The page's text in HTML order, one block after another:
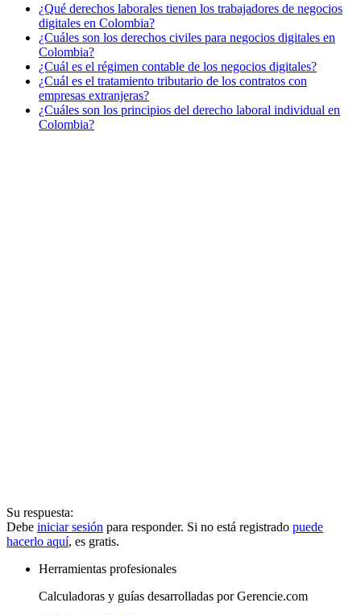
¿Qué derechos laborales tienen los trabajadores de negocios
digitales en Colombia?
¿Cuáles son los derechos civiles para negocios digitales en
Colombia?
¿Cuál es el régimen contable de los negocios digitales?
¿Cuál es el tratamiento tributario de los contratos con
empresas extranjeras?
¿Cuáles son los principios del derecho laboral individual en
Colombia?
Su respuesta:
Debe iniciar sesión para responder. Si no está registrado puede
hacerlo aquí, es gratis.
Herramientas profesionales
Calculadoras y guías desarrolladas por Gerencie.com